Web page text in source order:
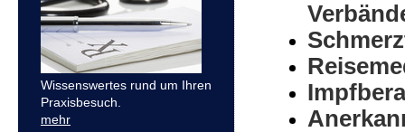
Wissenswertes rund um Ihren
Praxisbesuch.
mehr